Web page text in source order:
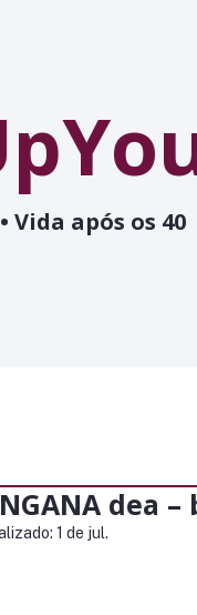
Vida após os 40
dea
1 de jul.